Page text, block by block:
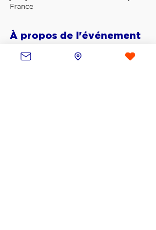
France
À propos de l'événement
Venez plonger dans la 6 ème